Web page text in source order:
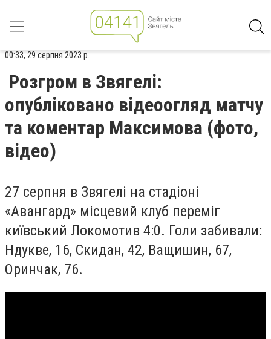
00:33, 29 серпня 2023 р.
Розгром в Звягелі:
опубліковано відеоогляд матчу
та коментар Максимова (фото,
відео)
27 серпня в Звягелі на стадіоні
«Авангард» місцевий клуб переміг
київський Локомотив 4:0. Голи забивали:
Ндукве, 16, Скидан, 42, Ващишин, 67,
Оринчак, 76.